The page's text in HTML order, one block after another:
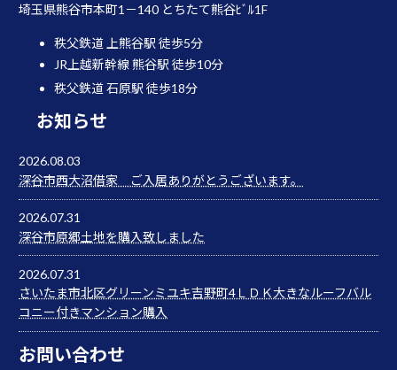
埼玉県熊谷市本町1－140 とちたて熊谷ﾋﾞﾙ1F
秩父鉄道 上熊谷駅 徒歩5分
JR上越新幹線 熊谷駅 徒歩10分
秩父鉄道 石原駅 徒歩18分
お知らせ
2026.08.03
深谷市西大沼借家 ご入居ありがとうございます。
2026.07.31
深谷市原郷土地を購入致しました
2026.07.31
さいたま市北区グリーンミユキ吉野町4ＬＤＫ大きなルーフバル
コニー付きマンション購入
お問い合わせ